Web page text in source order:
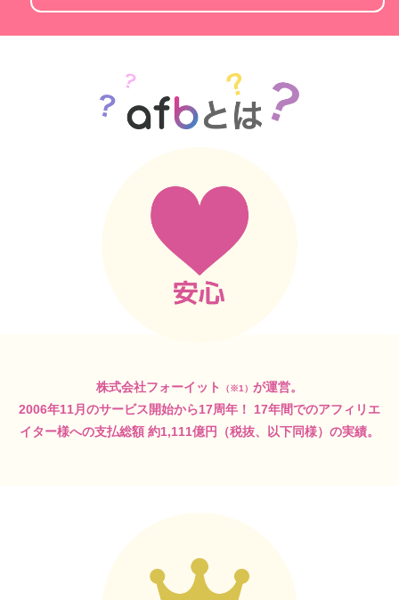
株式会社フォーイット （※1） が運営。
2006年11月のサービス開始から17周年！
17年間でのアフィリエ
イター様への支払総額 約1,111億円（税抜、以下同様）の実績。